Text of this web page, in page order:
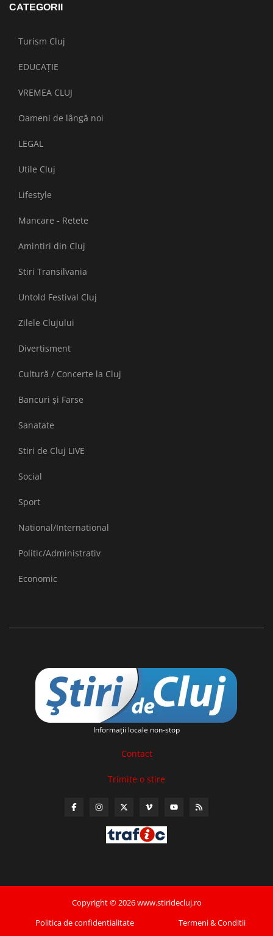
CATEGORII
Turism Cluj
EDUCAȚIE
VREMEA CLUJ
Oameni de lângă noi
LEGAL
Utile Cluj
Lifestyle
Mancare - Retete
Amintiri din Cluj
Stiri Transilvania
Untold Festival Cluj
Zilele Clujului
Divertisment
Cultură / Concerte la Cluj
Bancuri și Farse
Sanatate
Stiri de Cluj LIVE
Social
Sport
National/International
Politic/Administrativ
Economic
Informaţii locale non-stop
Contact
Trimite o stire
Copyright © 2026 www.stiridecluj.ro
Politica de confidentialitate
Termeni & Conditii